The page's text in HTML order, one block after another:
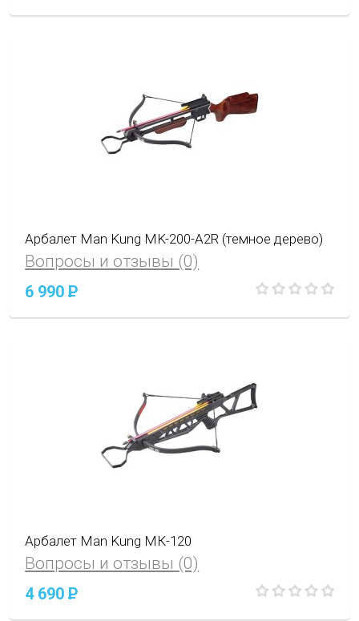
Арбалет Man Kung MK-200-A2R (темное дерево)
Вопросы и отзывы (0)
6 990P
Арбалет Man Kung МК-120
Вопросы и отзывы (0)
4 690P